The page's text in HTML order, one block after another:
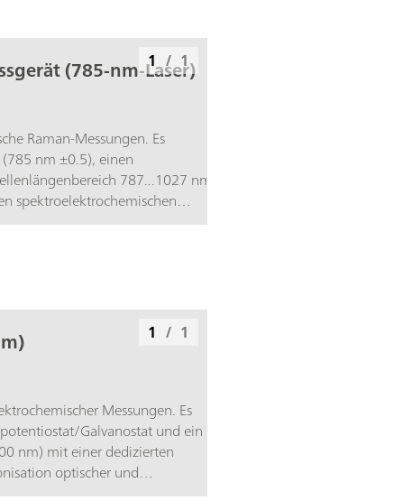
(785-nm-Laser)
Raman-Messungen. Es
nm ±0.5), einen
787...1027 nm
spektroelektrochemischen
Experimente
1 / 1
Messungen. Es
Galvanostat und ein
nm) mit einer dedizierten
optischer und
1 / 1